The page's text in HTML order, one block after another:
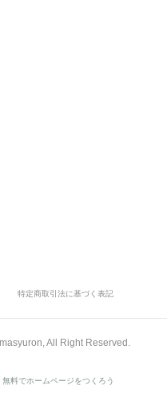
特定商取引法に基づく表記
All Right Reserved.
AmebaOwnd
無料でホームページをつくろう